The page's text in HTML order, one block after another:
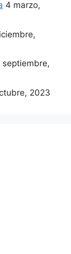
4 marzo,
septiembre,
2023